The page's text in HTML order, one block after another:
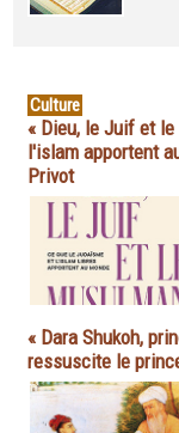
Culture
« Dieu, le Juif et
l'islam apportent
Privot
« Dara Shukoh,
ressuscite le